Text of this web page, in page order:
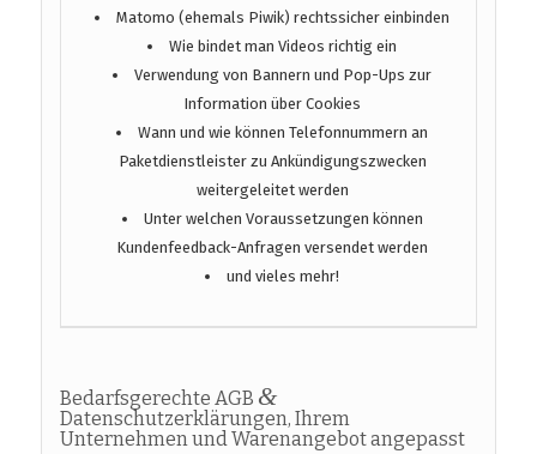
Matomo (ehemals Piwik) rechtssicher einbinden
Wie bindet man Videos richtig ein
Verwendung von Bannern und Pop-Ups zur
Information über Cookies
Wann und wie können Telefonnummern an
Paketdienstleister zu Ankündigungszwecken
weitergeleitet werden
Unter welchen Voraussetzungen können
Kundenfeedback-Anfragen versendet werden
und vieles mehr!
Bedarfsgerechte AGB &
Datenschutzerklärungen, Ihrem
Unternehmen und Warenangebot angepasst